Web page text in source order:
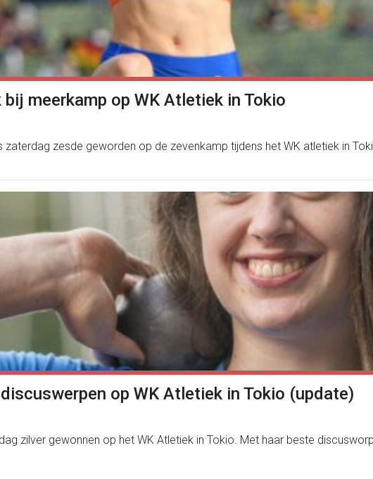
meerkamp op WK Atletiek in Tokio
zesde geworden op de zevenkamp tijdens het WK atletiek in
op WK Atletiek in Tokio (update)
zilver gewonnen op het WK Atletiek in Tokio. Met haar beste